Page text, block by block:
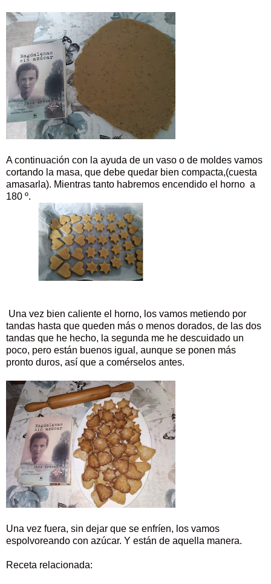
A continuación con la ayuda de un vaso o de moldes vamos
cortando la masa, que debe quedar bien compacta,(cuesta
amasarla). Mientras tanto habremos encendido el horno a
180 º.
Una vez bien caliente el horno, los vamos metiendo por
tandas hasta que queden más o menos dorados, de las dos
tandas que he hecho, la segunda me he descuidado un
poco, pero están buenos igual, aunque se ponen más
pronto duros, así que a comérselos antes.
Una vez fuera, sin dejar que se enfríen, los vamos
espolvoreando con azúcar. Y están de aquella manera.
Receta relacionada: